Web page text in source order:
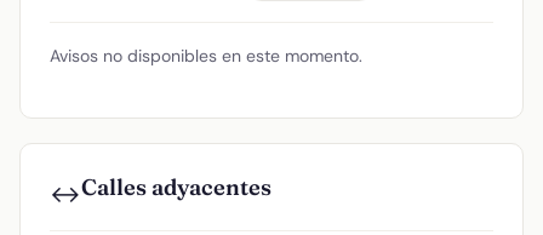
Avisos no disponibles en este momento.
↔️Calles adyacentes